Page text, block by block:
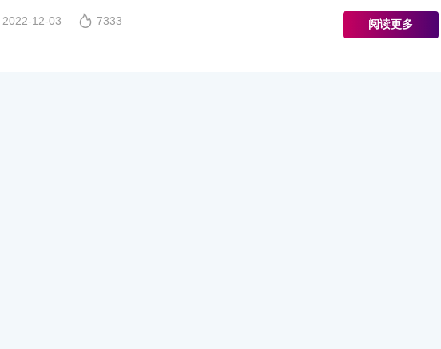
2022-12-03 7333 阅读更多